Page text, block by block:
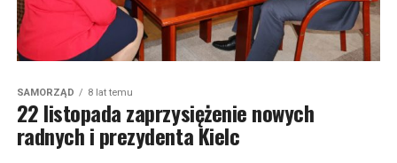
SAMORZĄD 8 lat temu
22 listopada zaprzysiężenie nowych
radnych i prezydenta Kielc